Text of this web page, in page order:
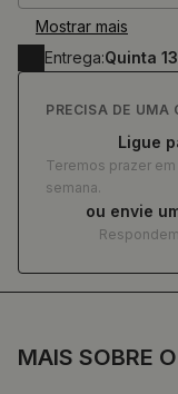
MAIS SOBRE
Mostrar mais
Entrega:Quinta
PRECISA DE UMA
Ligue
Teremos prazer
semana.
ou envie